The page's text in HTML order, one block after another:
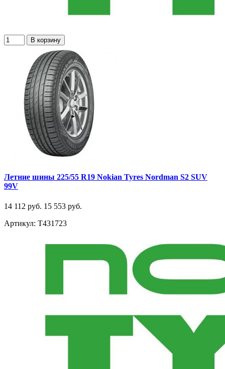
В корзину
Летние шины 225/55 R19 Nokian Tyres Nordman S2 SUV
99V
14 112 руб. 15 553 руб.
Артикул: T431723